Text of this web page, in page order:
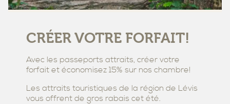
CRÉER VOTRE FORFAIT!
Avec les passeports attraits, créer votre
forfait et économisez 15% sur nos chambre!
Les attraits touristiques de la région de Lévis
vous offrent de gros rabais cet été.